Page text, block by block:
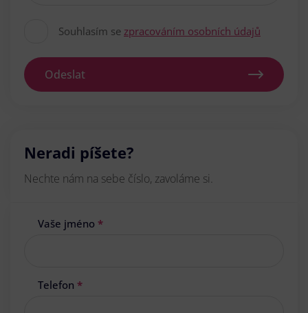
Souhlasím se zpracováním osobních údajů
Odeslat
Neradi píšete?
Nechte nám na sebe číslo, zavoláme si.
Vaše jméno *
Telefon *